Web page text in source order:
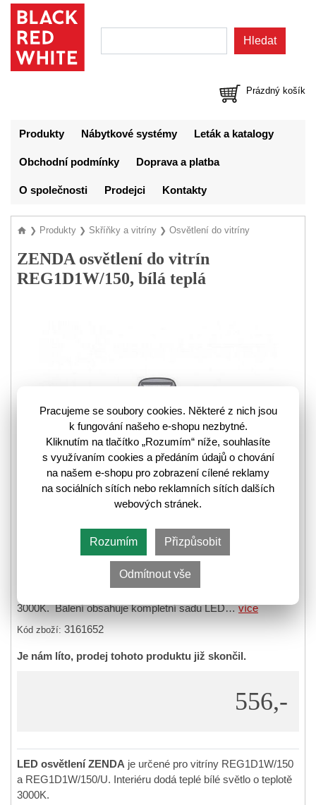
Prázdný košík
Produkty Nábytkové systémy Leták a katalogy
Obchodní podmínky Doprava a platba
O společnosti Prodejci Kontakty
❯ Produkty ❯ Skříňky a vitríny ❯ Osvětlení do vitríny
ZENDA osvětlení do vitrín
REG1D1W/150, bílá teplá
VYPRODÁNO
LED osvětlení ZENDA je určené pro vitríny REG1D1W/150 a
3000K. Balení obsahuje kompletní sadu LED…více
Kód zboží: 3161652
Je nám líto, prodej tohoto produktu již skončil.
556,-
LED osvětlení ZENDA je určené pro vitríny REG1D1W/150
a REG1D1W/150/U. Interiéru dodá teplé bílé světlo o teplotě
3000K.
Pracujeme se soubory cookies. Některé z nich jsou
k fungování našeho e-shopu nezbytné.
Kliknutím na tlačítko „Rozumím“ níže, souhlasíte
s využívaním cookies a předáním údajů o chování
na našem e-shopu pro zobrazení cílené reklamy
na sociálních sítích nebo reklamních sítích dalších
webových stránek.
Rozumím Přizpůsobit
Odmítnout vše